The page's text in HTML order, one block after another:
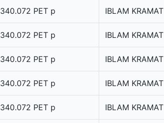
340.072 PET p IBLAM KRAMAT
340.072 PET p IBLAM KRAMAT
340.072 PET p IBLAM KRAMAT
340.072 PET p IBLAM KRAMAT
340.072 PET p IBLAM KRAMAT